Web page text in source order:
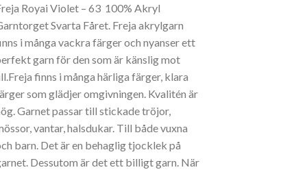
Royai Violet – 63 100% Akryl
Svarta Fåret. Freja akrylgarn
i många vackra färger och nyanser ett
garn för den som är känslig mot
finns i många härliga färger, klara
som glädjer omgivningen. Kvalitén är
Garnet passar till stickade tröjor,
vantar, halsdukar. Till både vuxna
barn. Det är en behaglig tjocklek på
Dessutom är det ett billigt garn. När